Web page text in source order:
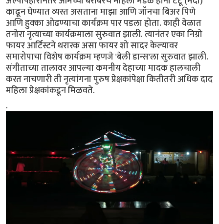
काढून घेण्यात व्यस्त असताना माझा आणि जॉनचा बिअर पिणे
आणि हुक्का ओढण्याचा कार्यक्रम पार पडला होता. काही वेळात
तनोरा नृत्याच्या कार्यक्रमाला सुरुवात झाली. त्यानंतर एका निग्रो
फायर आर्टिस्टने थरारक असा फायर शो सादर केल्यावर
समारोपाचा विशेष कार्यक्रम म्हणजे 'बेली डान्स'ला सुरुवात झाली.
संगीताच्या तालावर आपल्या कमनीय देहाच्या मादक हालचाली
करत नाचणारी ती नृत्यांगना पुरुष प्रेक्षकांपेक्षा कितीतरी अधिक दाद
महिला प्रेक्षकांकडून मिळवते.
.